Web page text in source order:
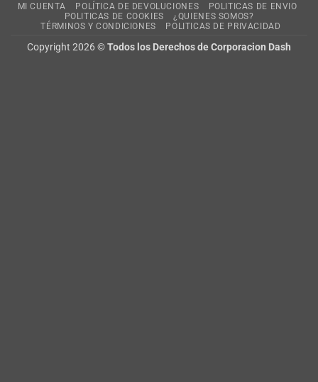
MI CUENTA POLÍTICA DE DEVOLUCIONES
POLITICAS DE ENVIO
POLITICAS DE COOKIES
¿QUIENES SOMOS?
TÉRMINOS Y CONDICIONES
POLITICAS DE PRIVACIDAD
Copyright 2026 ©Todos los Derechos de Corporacion Dash